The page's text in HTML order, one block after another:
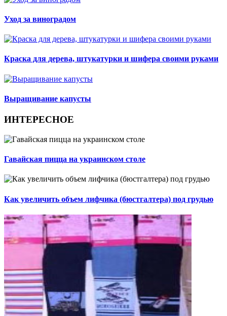
Уход за виноградом
Краска для дерева, штукатурки и шифера своими руками
Выращивание капусты
ИНТЕРЕСНОЕ
Гавайская пицца на украинском столе
Как увеличить объем лифчика (бюстгалтера) под грудью